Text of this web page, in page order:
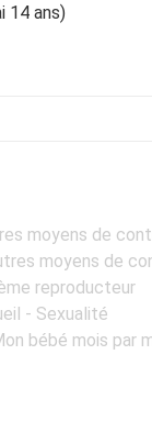
14 ans)
moyens de
moyens de
reproducteur
- Sexualité
bébé mois par